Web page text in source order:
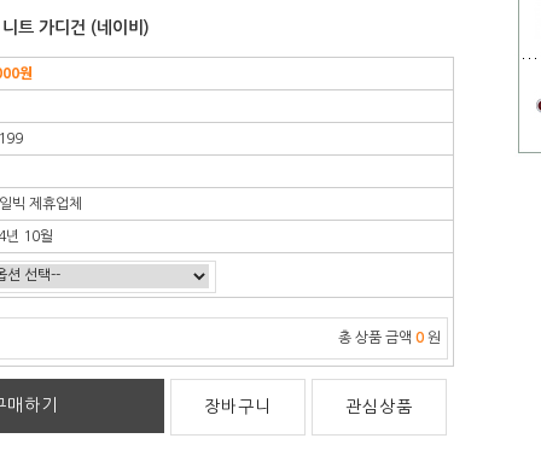
트 가디건 (네이비)
원
빅 제휴업체
년 10월
총 상품 금액 0 원
매하기 장바구니 관심상품